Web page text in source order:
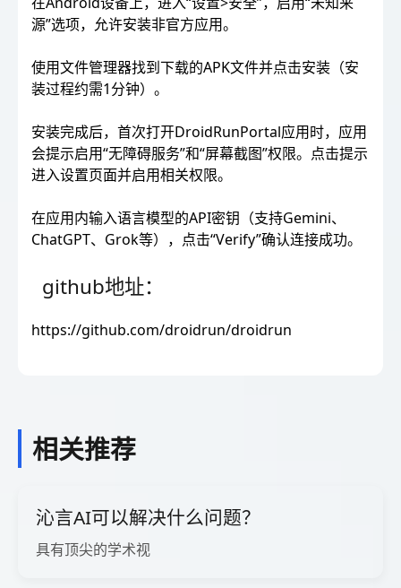
源”选项，允许安装非官方应用。
使用文件管理器找到下载的APK文件并点击安装（安
装过程约需1分钟）。
安装完成后，首次打开DroidRunPortal应用时，应用
会提示启用“无障碍服务”和“屏幕截图”权限。点击提示
进入设置页面并启用相关权限。
在应用内输入语言模型的API密钥（支持Gemini、
ChatGPT、Grok等），点击“Verify”确认连接成功。
github地址：
https://github.com/droidrun/droidrun
相关推荐
沁言AI可以解决什么问题？
具有顶尖的学术视